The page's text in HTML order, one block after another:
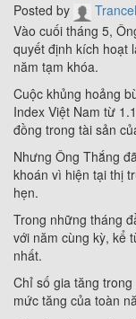
Posted by
Vào cuối tháng 5,
quyết định kích hoạt
năm tạm khóa.
Cuộc khủng hoảng
Index Việt Nam từ
đồng trong tài sản
Nhưng Ông Thắng
khoán vì hiện tại thị
hẹn.
Trong những tháng
với năm cùng kỳ, kể
nhất.
Chỉ số gia tăng
mức tăng của toàn